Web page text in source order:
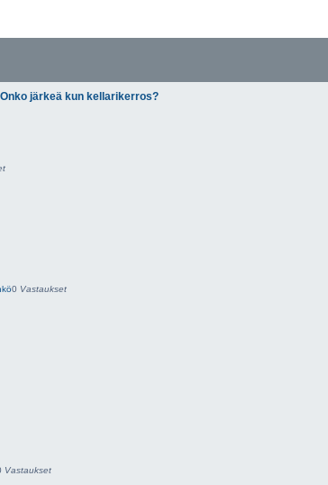
järkeä kun kellarikerros?
0 Vastaukset
Vastaukset